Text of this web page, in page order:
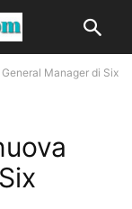
Manager di Six